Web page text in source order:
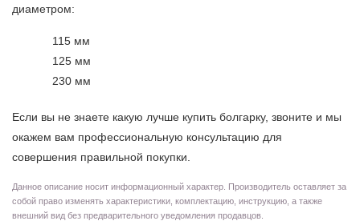
диаметром:
115 мм
125 мм
230 мм
Если вы не знаете какую лучше купить болгарку, звоните и мы
окажем вам профессиональную консультацию для
совершения правильной покупки.
Данное описание носит информационный характер. Производитель оставляет за
собой право изменять характеристики, комплектацию, инструкцию, а также
внешний вид без предварительного уведомления продавцов.